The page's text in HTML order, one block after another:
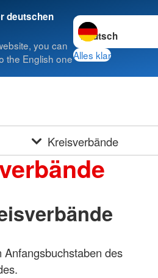
deutschen
you can
the English one
Sprache wechseln
Alles klar
Kreisverbände
des